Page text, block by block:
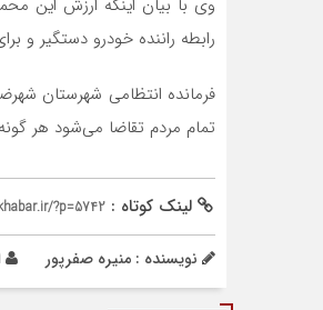
رابطه راننده خودرو دستگیر و
فرمانده انتظامی شهرستان
تمام مردم تقاضا می‌شود هر گونه اخبار
لینک کوتاه : ?p=5742
نویسنده : منیره صفرپور